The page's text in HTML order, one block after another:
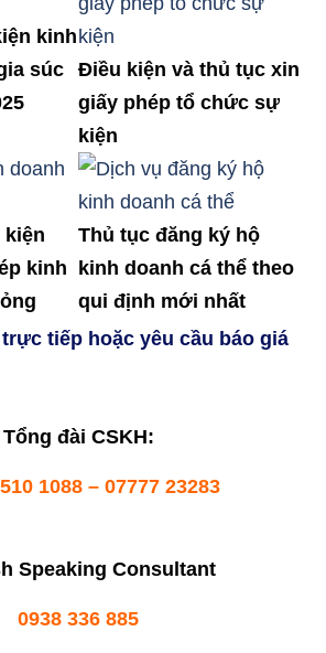
kinh
súc
Điều kiện và thủ tục xin
giấy phép tổ chức sự
kiện
kiện
kinh
Thủ tục đăng ký hộ
kinh doanh cá thể theo
qui định mới nhất
tiếp hoặc yêu cầu báo giá
Tổng đài CSKH:
1088 – 07777 23283
Speaking Consultant
0938 336 885